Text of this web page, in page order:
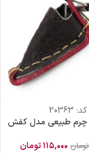
کد: 20363
چرم طبیعی مدل کفش
تومان ۱۱۵,۰۰۰تومان